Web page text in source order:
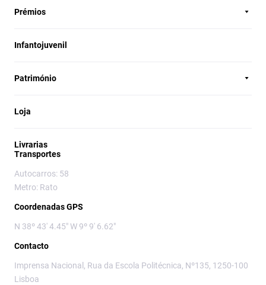
Prémios
Infantojuvenil
Património
Loja
Livrarias
Transportes
Autocarros: 58
Metro: Rato
Coordenadas GPS
N 38º 43' 4.45" W 9º 9' 6.62"
Contacto
Imprensa Nacional, Rua da Escola Politécnica, Nº135, 1250-100
Lisboa